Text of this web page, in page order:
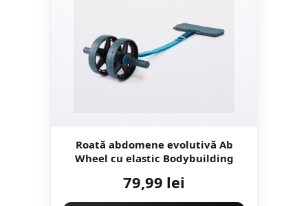
Roată abdomene evolutivă Ab
Wheel cu elastic Bodybuilding
79,99 lei